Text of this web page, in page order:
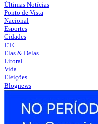
Últimas Notícias
Ponto de Vista
Nacional
Esportes
Cidades
ETC
Elas & Delas
Litoral
Vida +
Eleições
Blognews